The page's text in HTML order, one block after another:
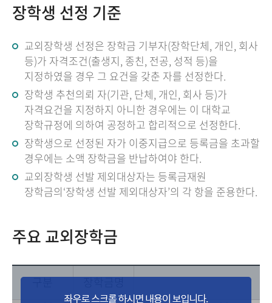
장학생 선정 기준
교외장학생 선정은 장학금 기부자(장학단체, 개인, 회사
등)가 자격조건(출생지, 종친, 전공, 성적 등)을
지정하였을 경우 그 요건을 갖춘 자를 선정한다.
장학생 추천의뢰 자(기관, 단체, 개인, 회사 등)가
자격요건을 지정하지 아니한 경우에는 이 대학교
장학규정에 의하여 공정하고 합리적으로 선정한다.
장학생으로 선정된 자가 이중지급으로 등록금을 초과할
경우에는 소액 장학금을 반납하여야 한다.
교외장학생 선발 제외대상자는 등록금재원
장학금의‘장학생 선발 제외대상자’의 각 항을 준용한다.
주요 교외장학금
구분 장학금명